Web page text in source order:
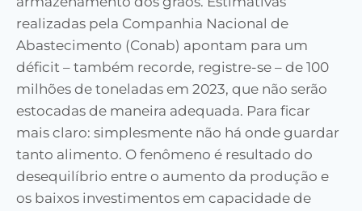
realizadas pela Companhia Nacional de
Abastecimento (Conab) apontam para um
déficit – também recorde, registre-se – de 100
milhões de toneladas em 2023, que não serão
estocadas de maneira adequada. Para ficar
mais claro: simplesmente não há onde guardar
tanto alimento. O fenômeno é resultado do
desequilíbrio entre o aumento da produção e
os baixos investimentos em capacidade de